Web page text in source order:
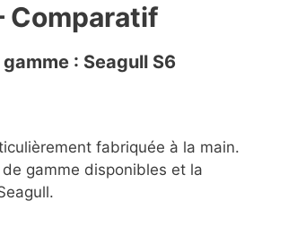
Comparatif
: Seagull S6
fabriquée à la main.
de gamme disponibles et la